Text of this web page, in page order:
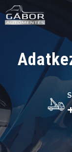
Kilépés
tartalomba